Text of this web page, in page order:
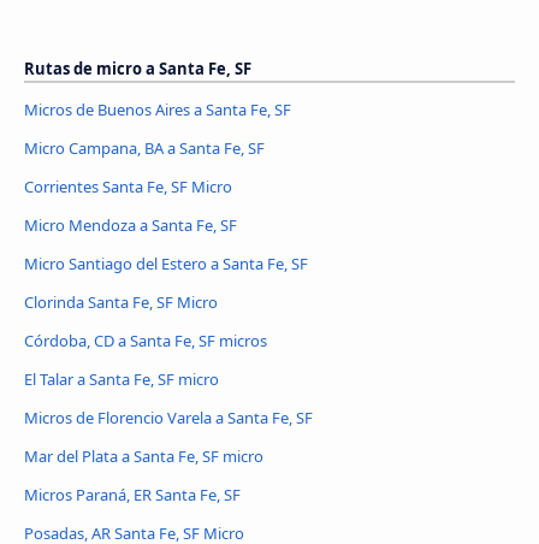
Rutas de micro a Santa Fe, SF
Micros de Buenos Aires a Santa Fe, SF
Micro Campana, BA a Santa Fe, SF
Corrientes Santa Fe, SF Micro
Micro Mendoza a Santa Fe, SF
Micro Santiago del Estero a Santa Fe, SF
Clorinda Santa Fe, SF Micro
Córdoba, CD a Santa Fe, SF micros
El Talar a Santa Fe, SF micro
Micros de Florencio Varela a Santa Fe, SF
Mar del Plata a Santa Fe, SF micro
Micros Paraná, ER Santa Fe, SF
Posadas, AR Santa Fe, SF Micro